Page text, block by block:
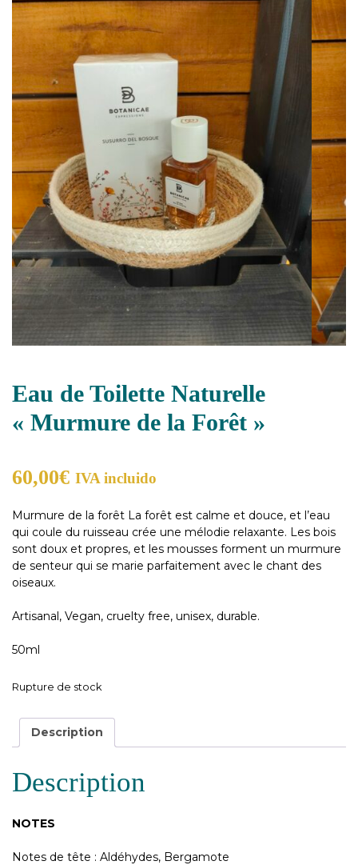
Eau de Toilette Naturelle
« Murmure de la Forêt »
60,00€ IVA incluido
Murmure de la forêt La forêt est calme et douce, et l’eau
qui coule du ruisseau crée une mélodie relaxante. Les bois
sont doux et propres, et les mousses forment un murmure
de senteur qui se marie parfaitement avec le chant des
oiseaux.
Artisanal, Vegan, cruelty free, unisex, durable.
50ml
Rupture de stock
Description
Description
NOTES
Notes de tête : Aldéhydes, Bergamote